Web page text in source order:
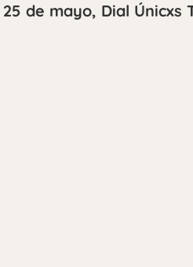
25 de mayo, Dial Únicxs